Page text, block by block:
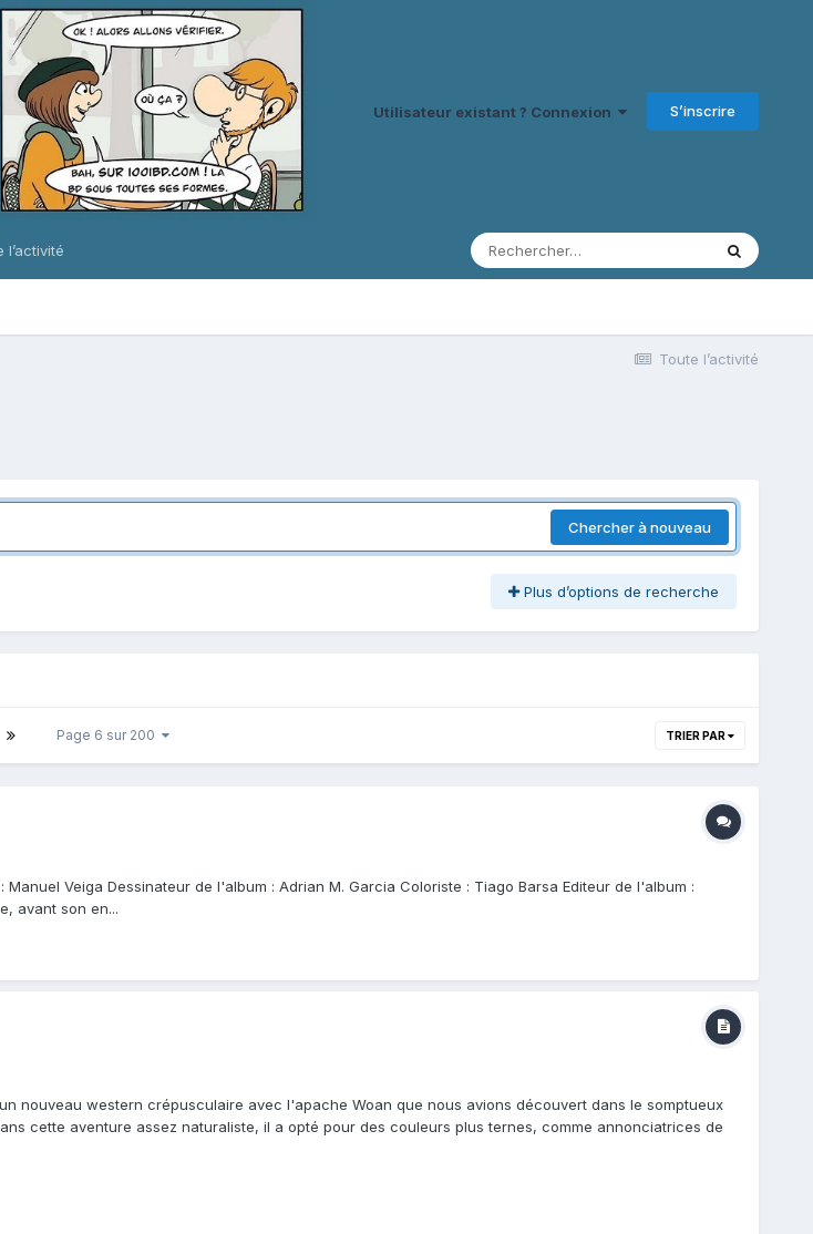
Utilisateur existant ? Connexion S’inscrire
l’activité
Toute l’activité
Chercher à nouveau
Plus d’options de recherche
Page 6 sur 200 TRIER PAR
Veiga Dessinateur de l'album : Adrian M. Garcia Coloriste : Tiago Barsa Editeur de l'album :
avant son en...
nouveau western crépusculaire avec l'apache Woan que nous avions découvert dans le somptueux
cette aventure assez naturaliste, il a opté pour des couleurs plus ternes, comme annonciatrices de